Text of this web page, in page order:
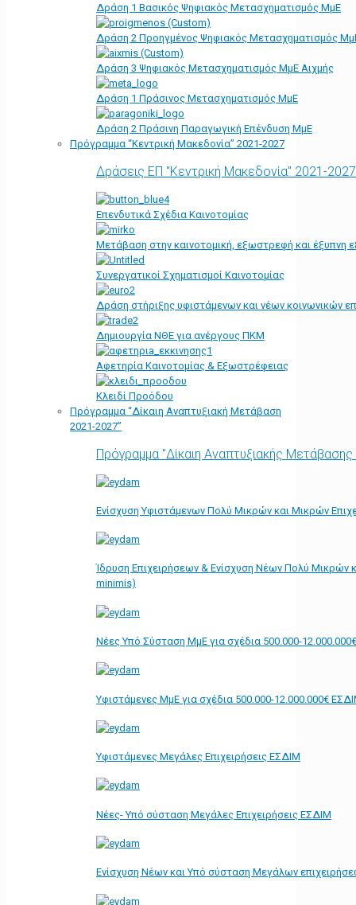
Δράση 1 Βασικός Ψηφιακός Μετασχηματισμός ΜμΕ
Δράση 2 Προηγμένος Ψηφιακός Μετασχηματισμός
Δράση 3 Ψηφιακός Μετασχηματισμός ΜμΕ Αιχμής
Δράση 1 Πράσινος Μετασχηματισμός ΜμΕ
Δράση 2 Πράσινη Παραγωγική Επένδυση ΜμΕ
Πρόγραμμα “Κεντρική Μακεδονία” 2021-2027
Δράσεις ΕΠ "Κεντρική Μακεδονία" 2021-2027
Επενδυτικά Σχέδια Καινοτομίας
Μετάβαση στην καινοτομική, εξωστρεφή και έξυπνη
Συνεργατικοί Σχηματισμοί Καινοτομίας
Δράση στήριξης υφιστάμενων και νέων κοινωνικών
Δημιουργία ΝΘΕ για ανέργους ΠΚΜ
Αφετηρία Kαινοτομίας & Εξωστρέφειας
Κλειδί Προόδου
Πρόγραμμα “Δίκαιη Αναπτυξιακή Μετάβαση
2021-2027”
Πρόγραμμα "Δίκαιη Αναπτυξιακής
Ενίσχυση Υφιστάμενων Πολύ Μικρών και Μικρών
Ίδρυση Επιχειρήσεων & Ενίσχυση Νέων Πολύ Μικρών
minimis)
Νέες Υπό Σύσταση ΜμΕ για σχέδια 500.000-
Υφιστάμενες ΜμΕ για σχέδια 500.000-12.000.000€
Υφιστάμενες Μεγάλες Επιχειρήσεις ΕΣΔΙΜ
Νέες- Υπό σύσταση Μεγάλες Επιχειρήσεις ΕΣΔΙΜ
Ενίσχυση Νέων και Υπό σύσταση Μεγάλων